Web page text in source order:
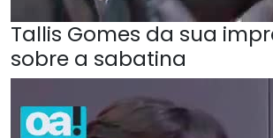
Tallis Gomes da sua
sobre a sabatina